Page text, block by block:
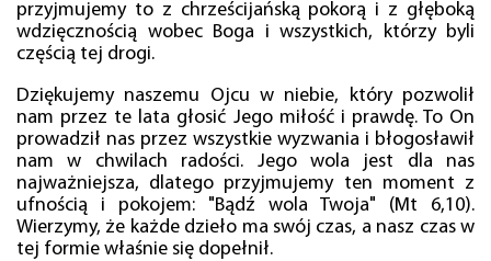
przyjmujemy to z chrześcijańską pokorą i z głęboką
wdzięcznością wobec Boga i wszystkich, którzy byli
częścią tej drogi.
Dziękujemy naszemu Ojcu w niebie, który pozwolił
nam przez te lata głosić Jego miłość i prawdę. To On
prowadził nas przez wszystkie wyzwania i błogosławił
nam w chwilach radości. Jego wola jest dla nas
najważniejsza, dlatego przyjmujemy ten moment z
ufnością i pokojem: "Bądź wola Twoja" (Mt 6,10).
Wierzymy, że każde dzieło ma swój czas, a nasz czas w
tej formie właśnie się dopełnił.